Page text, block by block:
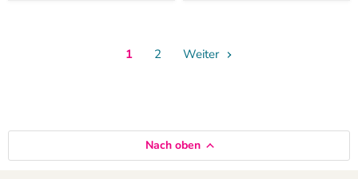
1 2 Weiter
Nach oben